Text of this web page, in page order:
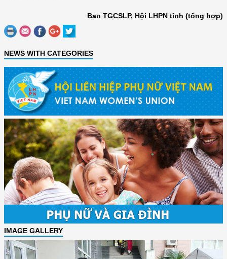
Ban TGCSLP, Hội LHPN tỉnh (tổng hợp)
NEWS WITH CATEGORIES
IMAGE GALLERY